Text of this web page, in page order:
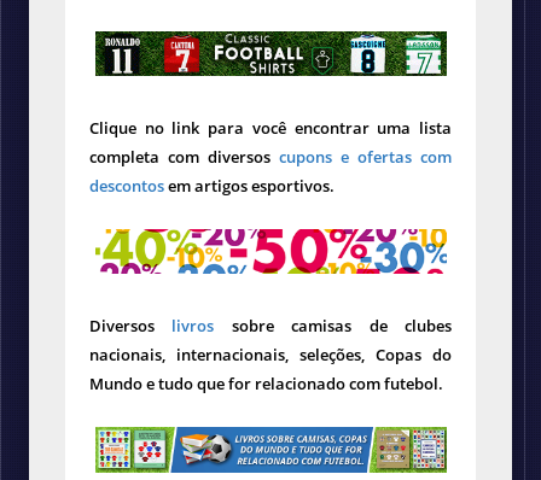
Clique no link para você encontrar uma lista
completa com diversos cupons e ofertas com
descontosem artigos esportivos.
Diversos livros sobre camisas de clubes
nacionais, internacionais, seleções, Copas do
Mundo e tudo que for relacionado com futebol.